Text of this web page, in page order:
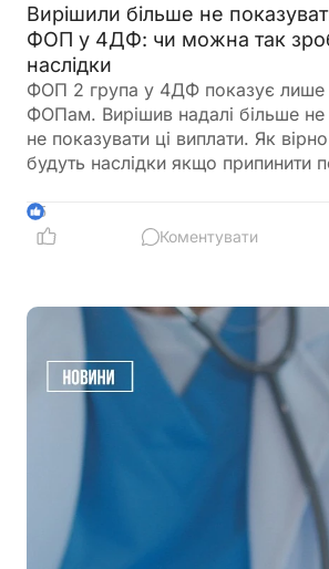
Вирішили більше не
ФОП у 4ДФ: чи можна так
наслідки
ФОП 2 група у 4ДФ показує лише
ФОПам. Вирішив надалі більше
не показувати ці виплати. Як
будуть наслідки якщо припинити
5
Коментувати